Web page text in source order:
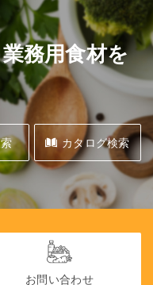
務用食材を
カタログ検索
お問い合わせ